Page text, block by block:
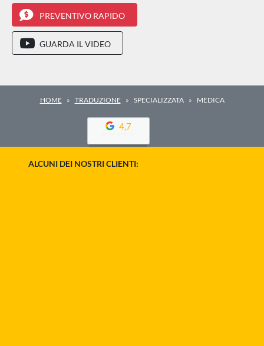
PREVENTIVO RAPIDO
GUARDA IL VIDEO
HOME TRADUZIONE SPECIALIZZATA MEDICA
4,7
ALCUNI DEI NOSTRI CLIENTI: